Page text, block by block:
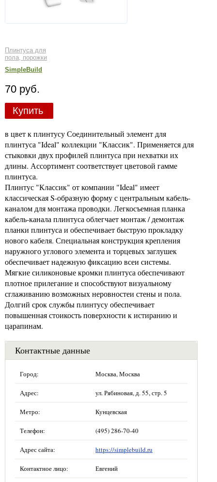
Плинтуса для
пола, порожки
SimpleBuild
70 руб.
Купить
в цвет к плинтусу Соединительный элемент для
плинтуса "Ideal" коллекции "Классик". Применяется для
стыковки двух профилей плинтуса при нехватки их
длины. Ассортимент соответствует цветовой гамме
плинтуса.
Плинтус "Классик" от компании "Ideal" имеет
классическая S-образную форму с центральным кабель-
каналом для монтажа проводки. Легкосъемная планка
кабель-канала плинтуса облегчает монтаж / демонтаж
планки плинтуса и обеспечивает быструю прокладку
нового кабеля. Специальная конструкция крепления
наружного углового элемента и торцевых заглушек
обеспечивает надежную фиксацию всеи системы.
Мягкие силиконовые кромки плинтуса обеспечивают
плотное прилегание и способствуют визуальному
сглаживанию возможных неровностеи стены и пола.
Долгий срок службы плинтусу обеспечивает
повышенная стоикость поверхности к истиранию и
царапинам.
Контактные данные
Город: Москва, Москва
Адрес: ул. Рябиновая, д. 55, стр. 5
Метро: Кунцевская
Телефон: (495) 286-70-40
Адрес сайта: https://simplebuild.ru
Контактное лицо: Евгений